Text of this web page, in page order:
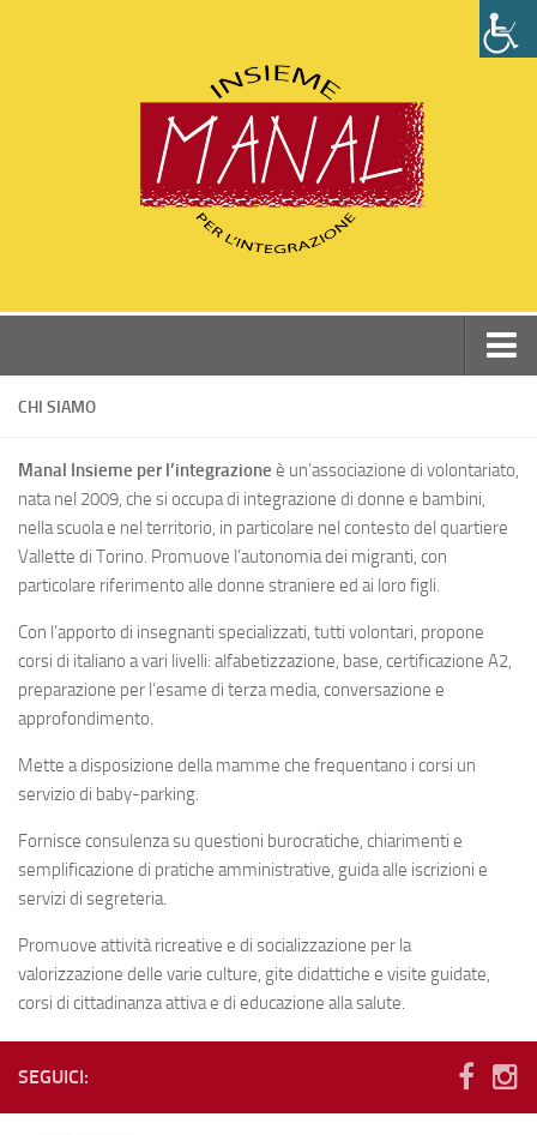
Perchè Manal
Statuto e Dati associazione
Le volontarie
Orari
Corsi ed esami
Calendario
Testimonianze
Dove siamo e contatti
CHI SIAMO
Manal Insieme per l’integrazione è un’associazione di volontariato,
nata nel 2009, che si occupa di integrazione di donne e bambini,
nella scuola e nel territorio, in particolare nel contesto del quartiere
Vallette di Torino. Promuove l’autonomia dei migranti, con
particolare riferimento alle donne straniere ed ai loro figli.
Con l’apporto di insegnanti specializzati, tutti volontari, propone
corsi di italiano a vari livelli: alfabetizzazione, base, certificazione A2,
preparazione per l’esame di terza media, conversazione e
approfondimento.
Mette a disposizione della mamme che frequentano i corsi un
servizio di baby-parking.
Fornisce consulenza su questioni burocratiche, chiarimenti e
semplificazione di pratiche amministrative, guida alle iscrizioni e
servizi di segreteria.
Promuove attività ricreative e di socializzazione per la
valorizzazione delle varie culture, gite didattiche e visite guidate,
corsi di cittadinanza attiva e di educazione alla salute.
SEGUICI: